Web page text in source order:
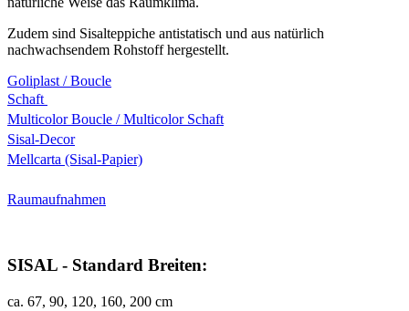
Zudem sind Sisalteppiche antistatisch und aus natürlich
nachwachsendem Rohstoff hergestellt.
Goliplast / Boucle
Schaft
Multicolor Boucle / Multicolor Schaft
Sisal-Decor
Mellcarta (Sisal-Papier)
Raumaufnahmen
SISAL - Standard Breiten:
ca. 67, 90, 120, 160, 200 cm